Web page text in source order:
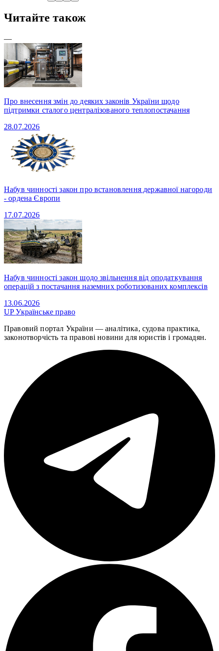
Читайте також
—
Про внесення змін до деяких законів України щодо
підтримки сталого централізованого теплопостачання
28.07.2026
Набув чинності закон про встановлення державної нагороди
- ордена Європи
17.07.2026
Набув чинності закон щодо звільнення від оподаткування
операцій з постачання наземних роботизованих комплексів
13.06.2026
UPУкраїнське право
Правовий портал України — аналітика, судова практика,
законотворчість та правові новини для юристів і громадян.